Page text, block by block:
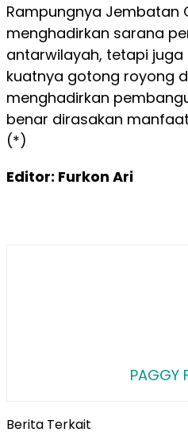
Rampungnya Jembatan
menghadirkan sarana
antarwilayah, tetapi
kuatnya gotong royong
menghadirkan
benar dirasakan
(*)
Editor: Furkon Ari
PAGGY
Berita Terkait